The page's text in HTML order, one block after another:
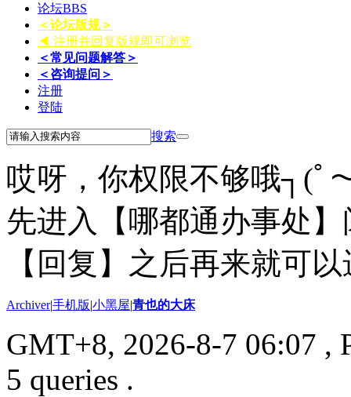
论坛BBS
＜论坛版规＞
◀ 注册并回复版规即可浏览
＜常见问题解答＞
＜咨询提问＞
注册
登陆
搜索
哎呀，你权限不够哦┐(ﾟ
先进入【哪都通办事处
【回复】之后再来就可
Archiver|手机版|小黑屋|青也的大床
GMT+8, 2026-8-7 06:07 ,
5 queries .